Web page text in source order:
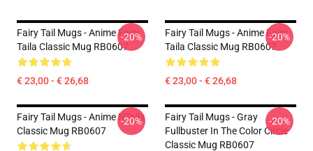
Fairy Tail Mugs - Anime Fairy
Taila Classic Mug RB0607
€ 23,00 - € 26,68
-20%
Fairy Tail Mugs - Anime Fairy
Taila Classic Mug RB0607
€ 23,00 - € 26,68
-20%
Fairy Tail Mugs - Anime NTaila
Classic Mug RB0607
-20%
Fairy Tail Mugs - Gray
Fullbuster In The Color Circle
Classic Mug RB0607
-20%